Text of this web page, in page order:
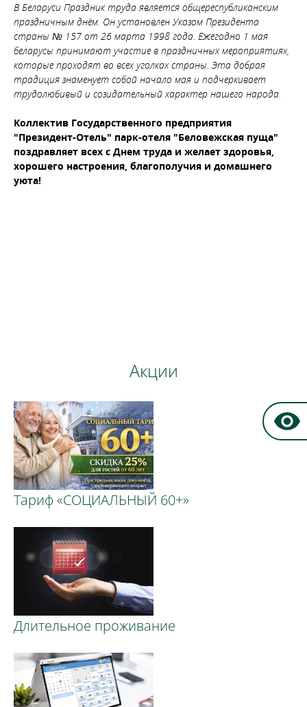
В Беларуси Праздник труда является общереспубликанским
праздничным днём. Он установлен Указом Президента
страны № 157 от 26 марта 1998 года. Ежегодно 1 мая
беларусы принимают участие в праздничных мероприятиях,
которые проходят во всех уголках страны. Эта добрая
традиция знаменует собой начало мая и подчеркивает
трудолюбивый и созидательный характер нашего народа.
Коллектив Государственного предприятия
"Президент-Отель" парк-отеля "Беловежская пуща"
поздравляет всех с Днем труда и желает здоровья,
хорошего настроения, благополучия и домашнего
уюта!
Акции
Тариф «СОЦИАЛЬНЫЙ 60+»
Длительное проживание